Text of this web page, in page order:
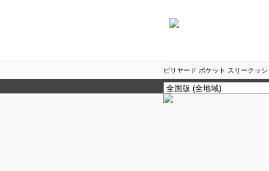
ビリヤード ポケット スリークッ